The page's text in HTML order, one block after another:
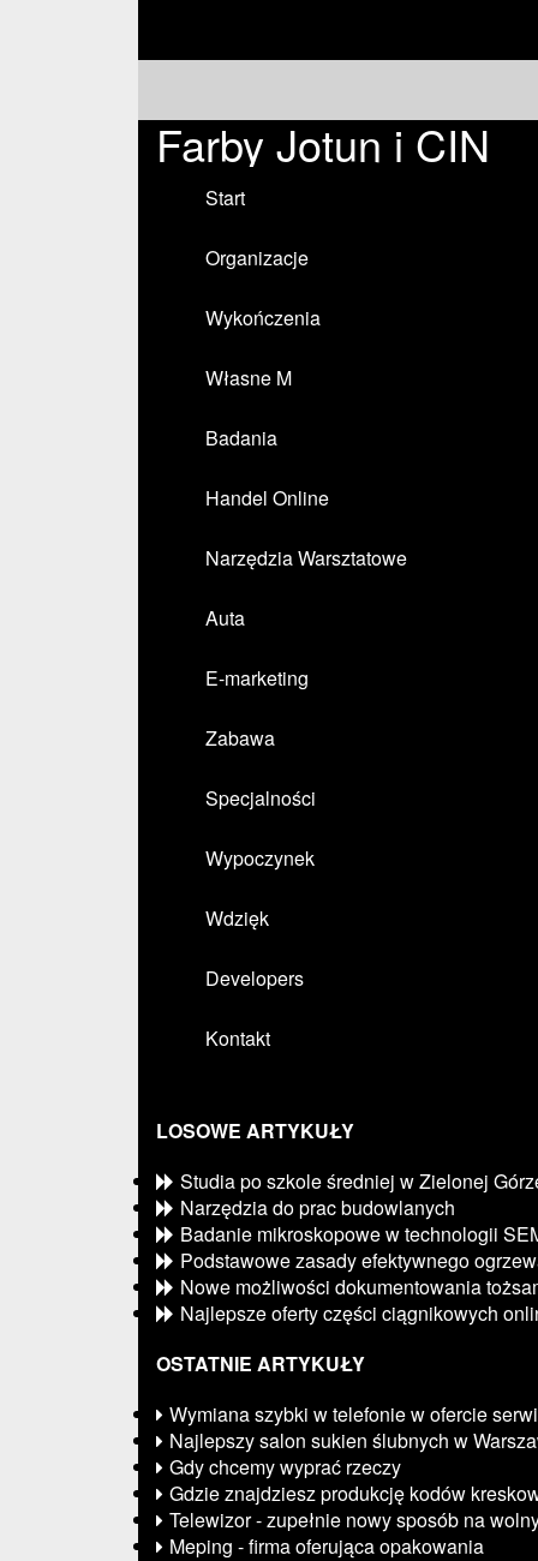
Farby Jotun i CIN
Start
Organizacje
Wykończenia
Własne M
Badania
Handel Online
Narzędzia Warsztatowe
Auta
E-marketing
Zabawa
Specjalności
Wypoczynek
Wdzięk
Developers
Kontakt
LOSOWE ARTYKUŁY
Studia po szkole średniej w Zielonej
Narzędzia do prac budowlanych
Badanie mikroskopowe w technologii
Podstawowe zasady efektywnego
Nowe możliwości dokumentowania
Najlepsze oferty części ciągnikowych
OSTATNIE ARTYKUŁY
Wymiana szybki w telefonie w ofercie
Najlepszy salon sukien ślubnych w
Gdy chcemy wyprać rzeczy
Gdzie znajdziesz produkcję kodów
Telewizor - zupełnie nowy sposób na
Meping - firma oferująca opakowania